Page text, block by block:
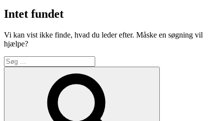
Intet fundet
Vi kan vist ikke finde, hvad du leder efter. Måske en søgning vil
hjælpe?
Søg
efter: